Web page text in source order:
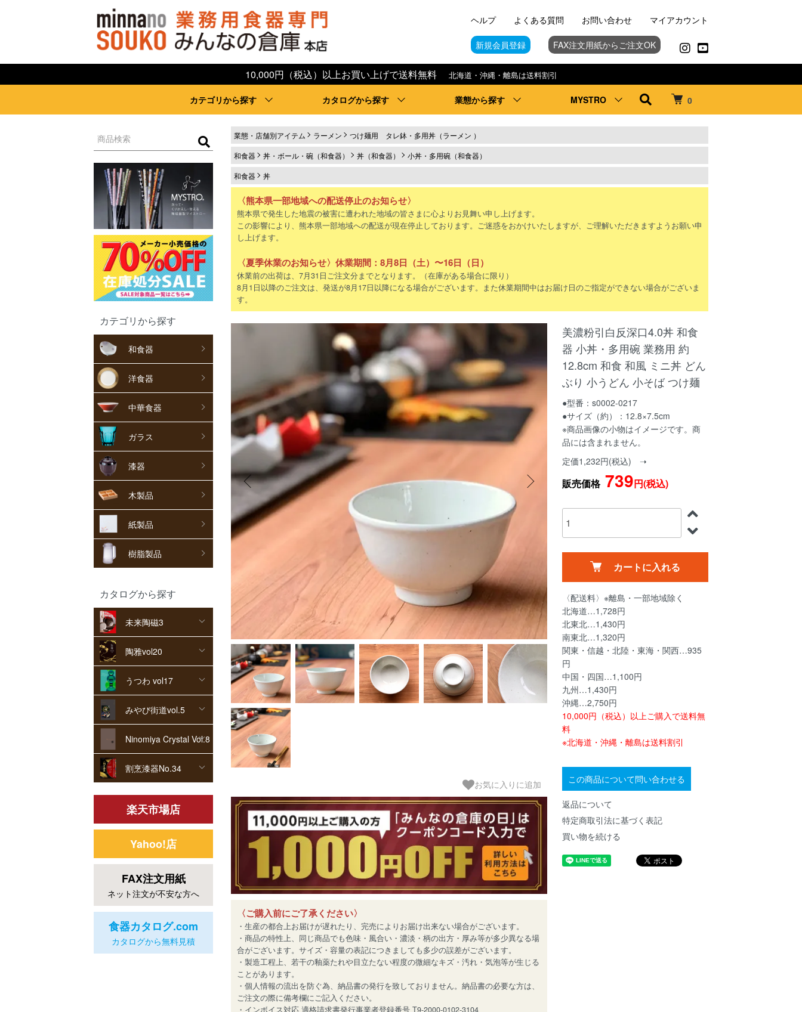
0
10,000円（税込）以上お買い上げで送料無料 北海道・沖縄・離島は送料割引
カテゴリから探す カタログから探す 業態から探す MYSTRO
ヘルプ よくある質問 お問い合わせ マイアカウント
新規会員登録 FAX注文用紙からご注文OK
カテゴリから探す
和食器
洋食器
中華食器
ガラス
漆器
木製品
紙製品
樹脂製品
カタログから探す
未来陶磁3
陶雅vol20
うつわ vol17
みやび街道vol.5
Ninomiya Crystal Vol.8
割烹漆器No.34
楽天市場店
Yahoo!店
FAX注文用紙
ネット注文が不安な方へ
食器カタログ.com
カタログから無料見積
業態・店舗別アイテム ラーメン
つけ麺用 タレ鉢・多用丼（ラーメン ）
和食器
丼・ボール・碗（和食器） 丼（和食器）
小丼・多用碗（和食器）
和食器
丼
〈熊本県一部地域への配送停止のお知らせ〉
熊本県で発生した地震の被害に遭われた地域の皆さまに心よりお見舞い申し上げます。
この影響により、熊本県一部地域への配送が現在停止しております。ご迷惑をおかけいたしますが、ご理解いただきますようお願い申
し上げます。
〈夏季休業のお知らせ〉休業期間：8月8日（土）〜16日（日）
休業前の出荷は、7月31日ご注文分までとなります。（在庫がある場合に限り）
8月1日以降のご注文は、発送が8月17日以降になる場合がございます。また休業期間中はお届け日のご指定ができない場合がございま
す。
お気に入りに追加
〈ご購入前にご了承ください〉
・生産の都合上お届けが遅れたり、完売によりお届け出来ない場合がございます。
・商品の特性上、同じ商品でも色味・風合い・濃淡・柄の出方・厚み等が多少異なる場
合がございます。サイズ・容量の表記につきましても多少の誤差がございます。
・製造工程上、若干の釉薬たれや目立たない程度の微細なキズ・汚れ・気泡等が生じる
ことがあります。
・個人情報の流出を防ぐ為、納品書の発行を致しておりません。納品書の必要な方は、
ご注文の際に備考欄にご記入ください。
・インボイス対応 適格請求書発行事業者登録番号 T9-2000-0102-3104
美濃粉引白反深口4.0丼 和食
器 小丼・多用碗 業務用 約
12.8cm 和食 和風 ミニ丼 どん
ぶり 小うどん 小そば つけ麺
●型番：s0002-0217
●サイズ（約）：12.8×7.5cm
※商品画像の小物はイメージです。商
品には含まれません。
定価1,232円(税込) ➝
販売価格739円(税込)
カートに入れる
〈配送料〉※離島・一部地域除く
北海道…1,728円
北東北…1,430円
南東北…1,320円
関東・信越・北陸・東海・関西…935
円
中国・四国…1,100円
九州…1,430円
沖縄…2,750円
10,000円（税込）以上ご購入で送料無
料
※北海道・沖縄・離島は送料割引
この商品について問い合わせる
返品について
特定商取引法に基づく表記
買い物を続ける